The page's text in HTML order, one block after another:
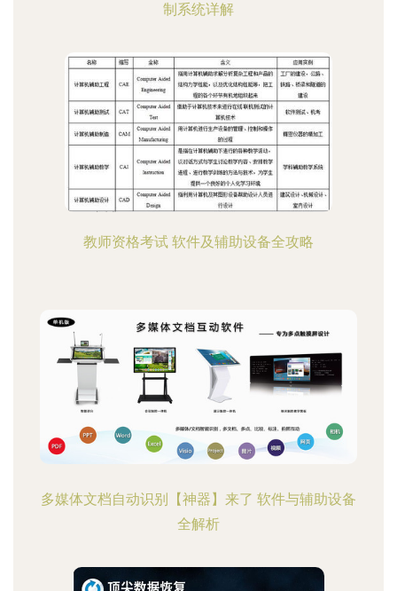
制系统详解
教师资格考试 软件及辅助设备全攻略
多媒体文档自动识别【神器】来了 软件与辅助设备
全解析